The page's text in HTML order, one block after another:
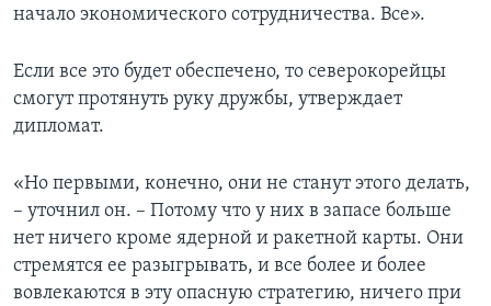
начало экономического сотрудничества. Все».
Если все это будет обеспечено, то северокорейцы
смогут протянуть руку дружбы, утверждает
дипломат.
«Но первыми, конечно, они не станут этого делать,
– уточнил он. – Потому что у них в запасе больше
нет ничего кроме ядерной и ракетной карты. Они
стремятся ее разыгрывать, и все более и более
вовлекаются в эту опасную стратегию, ничего при